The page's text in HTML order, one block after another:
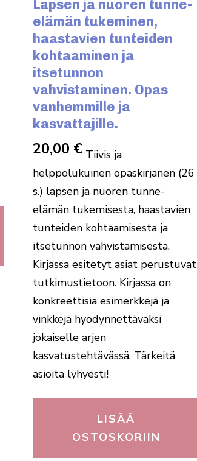
Lapsen ja nuoren tunne-
elämän tukeminen,
haastavien tunteiden
kohtaaminen ja
itsetunnon
vahvistaminen. Opas
vanhemmille ja
kasvattajille.
20,00 € Tiivis ja
helppolukuinen opaskirjanen (26
s.) lapsen ja nuoren tunne-
elämän tukemisesta, haastavien
tunteiden kohtaamisesta ja
itsetunnon vahvistamisesta.
Kirjassa esitetyt asiat perustuvat
tutkimustietoon. Kirjassa on
konkreettisia esimerkkejä ja
vinkkejä hyödynnettäväksi
jokaiselle arjen
kasvatustehtävässä. Tärkeitä
asioita lyhyesti!
LISÄÄ
OSTOSKORIIN